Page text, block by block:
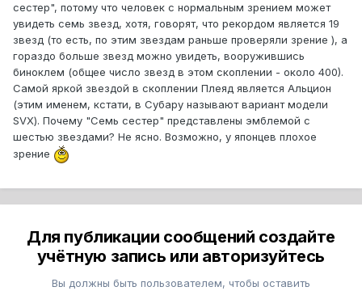
сестер", потому что человек с нормальным зрением может
увидеть семь звезд, хотя, говорят, что рекордом является 19
звезд (то есть, по этим звездам раньше проверяли зрение ), а
гораздо больше звезд можно увидеть, вооружившись
биноклем (общее число звезд в этом скоплении - около 400).
Самой яркой звездой в скоплении Плеяд является Альцион
(этим именем, кстати, в Субару называют вариант модели
SVX). Почему "Семь сестер" представлены эмблемой с
шестью звездами? Не ясно. Возможно, у японцев плохое
зрение
Для публикации сообщений создайте
учётную запись или авторизуйтесь
Вы должны быть пользователем, чтобы оставить